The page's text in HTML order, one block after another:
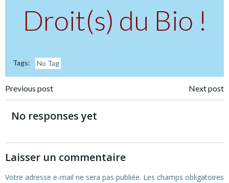
Droit(s) du Bio !
Tags: No Tag
Post
navigation
Previous post Next post
No responses yet
Laisser un commentaire
Votre adresse e-mail ne sera pas publiée. Les champs obligatoires